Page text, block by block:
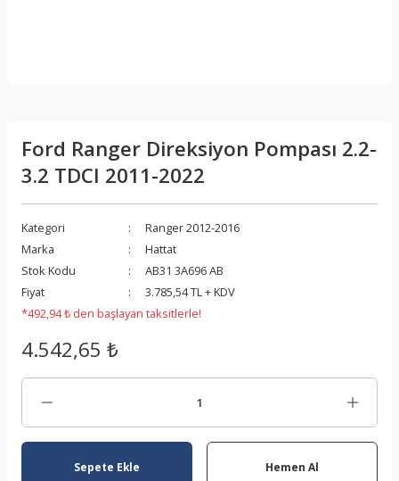
Ford Ranger Direksiyon Pompası 2.2-
3.2 TDCI 2011-2022
Kategori
Ranger 2012-2016
Marka
Hattat
Stok Kodu
AB31 3A696 AB
Fiyat
3.785,54 TL + KDV
*492,94 ₺ den başlayan taksitlerle!
4.542,65 ₺
Sepete Ekle Hemen Al